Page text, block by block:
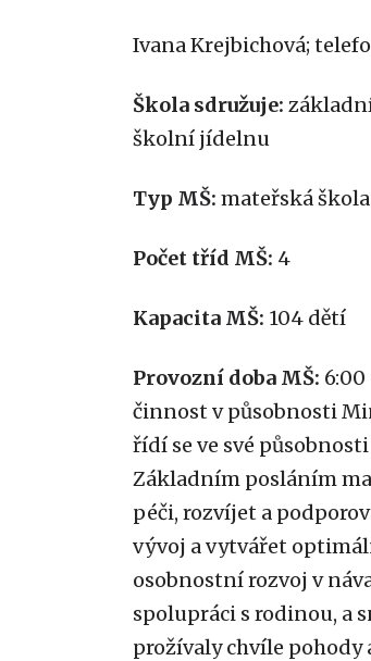
Ivana Krejbichová;
Škola sdružuje:
školní jídelnu
Typ MŠ: mateřská
Počet tříd MŠ: 4
Kapacita MŠ: 104 dětí
Provozní doba MŠ:
činnost v působnosti
řídí se ve své
Základním posláním
péči, rozvíjet a
vývoj a vytvářet
osobnostní rozvoj v
spolupráci s rodinou, a
prožívaly chvíle pohody